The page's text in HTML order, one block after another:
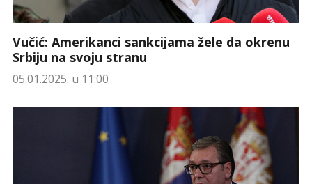
Vučić: Amerikanci sankcijama žele da okrenu
Srbiju na svoju stranu
05.01.2025. u 11:00